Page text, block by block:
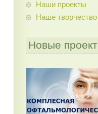
Наши проекты
Наше творчество
Новые